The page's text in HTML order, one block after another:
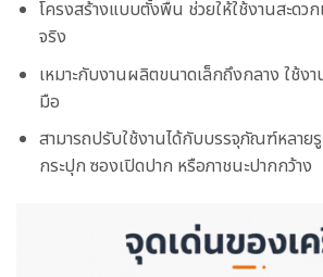
โครงสร้างแบบตั้งพื้น ช่วยให้ใช้งานสะดว
จริง
เหมาะกับงานผลิตขนาดเล็กถึงกลาง ใช้ง
มือ
สามารถปรับใช้งานได้กับบรรจุภัณฑ์หลาย
กระปุก ซองเปิดปาก หรือภาชนะปากกว้าง